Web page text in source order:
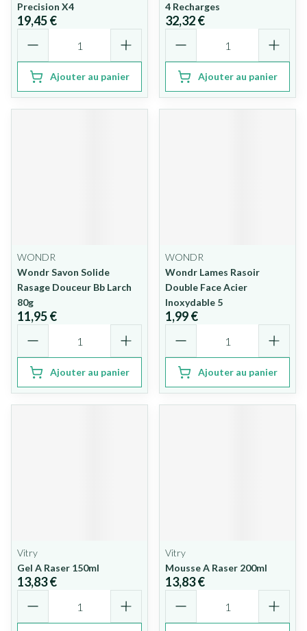
Precision X4
19,45 €
Ajouter au panier
4 Recharges
32,32 €
Ajouter au panier
WONDR
Wondr Savon Solide
Rasage Douceur Bb Larch
80g
11,95 €
Ajouter au panier
WONDR
Wondr Lames Rasoir
Double Face Acier
Inoxydable 5
1,99 €
Ajouter au panier
Vitry
Gel A Raser 150ml
13,83 €
Vitry
Mousse A Raser 200ml
13,83 €